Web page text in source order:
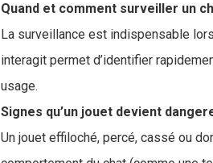
Quand et comment surveiller un
La surveillance est indispensable
interagit permet d’identifier
usage.
Signes qu’un jouet devient
Un jouet effiloché, percé, cassé ou